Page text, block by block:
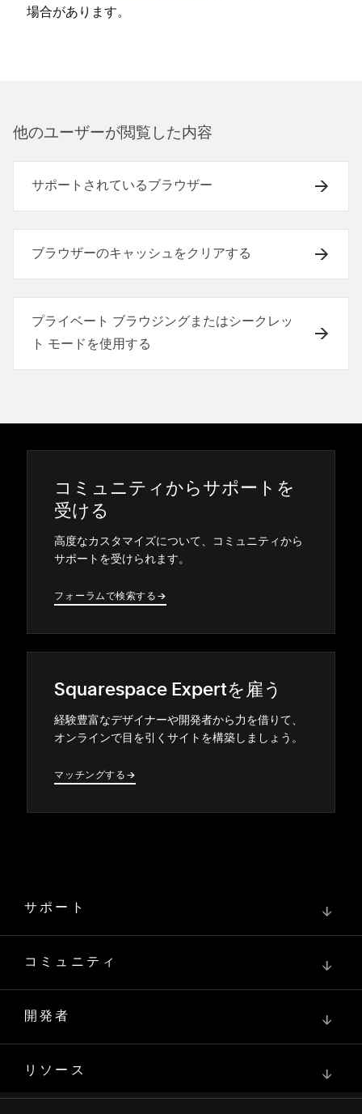
場合があります⁠。
他のユ⁠ーザ⁠ーが閲覧した内容
サポートされているブラウザー
ブラウザーのキャッシュをクリアする
プライベート ブラウジングまたはシークレッ
ト モードを使用する
コミ⁠ュニテ⁠ィからサポ⁠ートを
受ける
高度なカスタマイズについて⁠、コミ⁠ュニテ⁠ィから
サポ⁠ートを受けられます⁠。
フ⁠ォ⁠ーラムで検索する →
→
Squarespace Expertを雇う
経験豊富なデザイナ⁠ーや開発者から力を借りて⁠、
オンラインで目を引くサイトを構築しまし⁠ょう⁠。
マ⁠ッチングする →
→
サポート ↓
コミュニティ ↓
開発者 ↓
リソース ↓